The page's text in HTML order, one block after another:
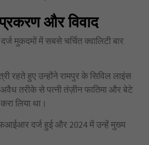
प्रकरण और विवाद
मुकदमों में सबसे चर्चित क्वालिटी बार
रहते हुए उन्होंने रामपुर के सिविल लाइंस
तरीके से पत्नी तंज़ीन फातिमा और बेटे
लिया था।
दर्ज हुई और 2024 में उन्हें मुख्य